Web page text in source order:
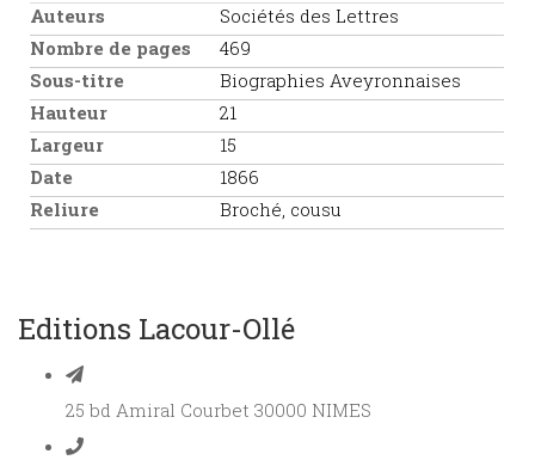
Auteurs
Sociétés des Lettres
Nombre de pages
469
Sous-titre
Biographies Aveyronnaises
Hauteur
21
Largeur
15
Date
1866
Reliure
Broché, cousu
Editions Lacour-Ollé
25 bd Amiral Courbet 30000 NIMES